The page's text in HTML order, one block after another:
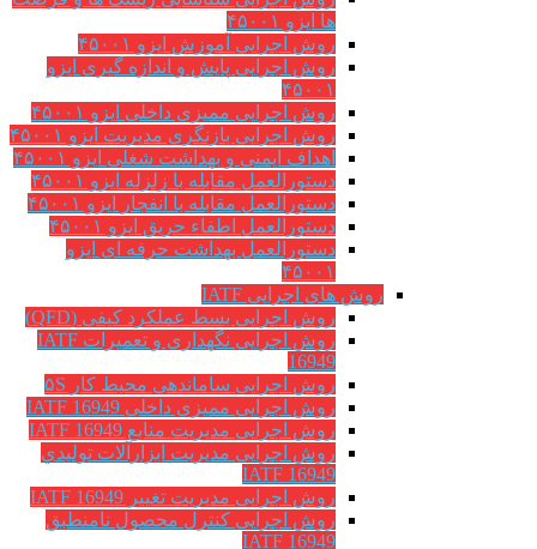
ها ایزو ۴۵۰۰۱
روش اجرایی آموزش ایزو ۴۵۰۰۱
روش اجرایی پایش و اندازه گیری ایزو
۴۵۰۰۱
روش اجرایی ممیزی داخلی ایزو ۴۵۰۰۱
روش اجرایی بازنگری مدیریت ایزو ۴۵۰۰۱
اهداف ایمنی و بهداشت شغلی ایزو ۴۵۰۰۱
دستورالعمل مقابله با زلزله ایزو ۴۵۰۰۱
دستورالعمل مقابله با انفجار ایزو ۴۵۰۰۱
دستورالعمل اطفاء حریق ایزو ۴۵۰۰۱
دستورالعمل بهداشت حرفه ای ایزو
۴۵۰۰۱
روش های اجرایی IATF
روش اجرایی بسط عملکرد کیفی (QFD)
روش اجرایی نگهداری و تعمیرات IATF
16949
روش اجرایی ساماندهی محیط کار ۵S
روش اجرایی ممیزی داخلی IATF 16949
روش اجرایی مدیریت منابع IATF 16949
روش اجرایی مديريت ابزارآلات توليدي
IATF 16949
روش اجرایی مدیریت تغییر IATF 16949
روش اجرایی کنترل محصول نامنطبق
IATF 16949